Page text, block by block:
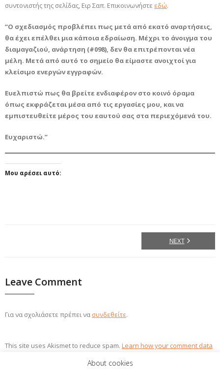
συντονιστής της σελίδας, Ειρ Σαπ. Επικοινωνήστε εδώ.
“Ο σχεδιασμός προβλέπει πως μετά από εκατό αναρτήσεις,
θα έχει επέλθει μια κάποια εδραίωση. Μέχρι το άνοιγμα του
διαμαγαζιού, ανάρτηση (#098), δεν θα επιτρέπονται νέα
μέλη. Μετά από αυτό το σημείο θα είμαστε ανοιχτοί για
κλείσιμο ενεργών εγγραφών.
Ευελπιστώ πως θα βρείτε ενδιαφέρον στο κοινό όραμα
όπως εκφράζεται μέσα από τις εργασίες μου, και να
εμπιστευθείτε μέρος του εαυτού σας στα περιεχόμενά του.
Ευχαριστώ.”
Μου αρέσει αυτό:
NEXT
Leave Comment
Για να σχολιάσετε πρέπει να συνδεθείτε.
This site uses Akismet to reduce spam. Learn how your comment data
About cookies